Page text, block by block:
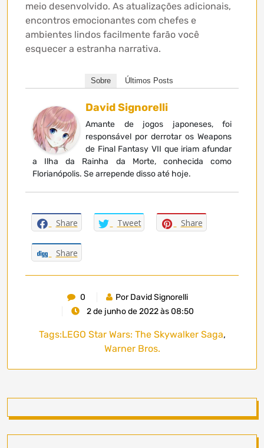
meio desenvolvido. As atualizações adicionais,
encontros emocionantes com chefes e
ambientes lindos facilmente farão você
esquecer a estranha narrativa.
Sobre Últimos Posts
David Signorelli
Amante de jogos japoneses, foi
responsável por derrotar os Weapons
de Final Fantasy VII que iriam afundar
a Ilha da Rainha da Morte, conhecida como
Florianópolis. Se arrepende disso até hoje.
Share Tweet Share
Share
0
Por David Signorelli
2 de junho de 2022 às 08:50
Tags:LEGO Star Wars: The Skywalker Saga,
Warner Bros.